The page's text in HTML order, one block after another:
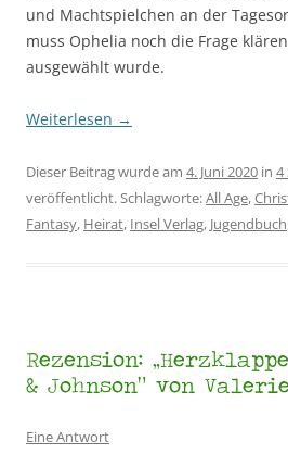
und Machtspielchen an der
muss Ophelia noch die Frage
ausgewählt wurde.
Weiterlesen →
Dieser Beitrag wurde am 4. Juni 2020 in 4
veröffentlicht. Schlagworte:All Age,
Fantasy, Heirat, Insel Verlag, Jugendbuch
Rezension:
& Johnson“ von
Eine Antwort